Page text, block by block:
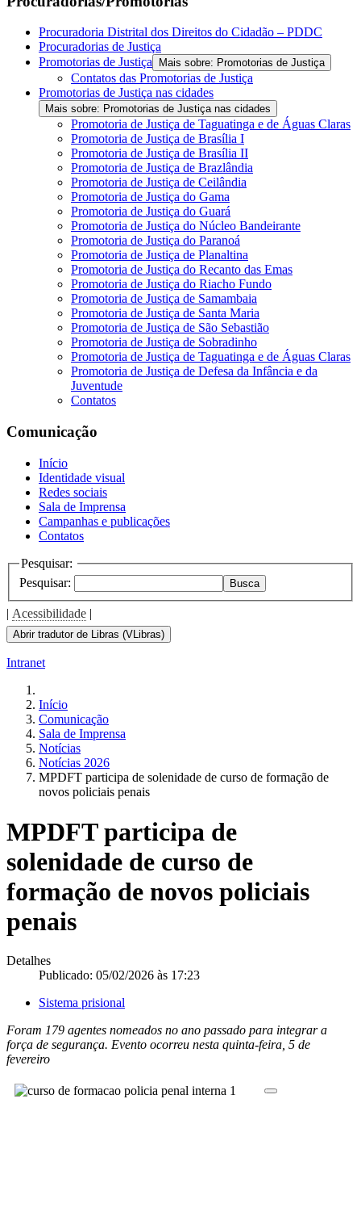
Procuradoria Distrital dos Direitos do Cidadão – PDDC
Procuradorias de Justiça
Promotorias de Justiça
Mais sobre: Promotorias de Justiça
Contatos das Promotorias de Justiça
Promotorias de Justiça nas cidades
Mais sobre: Promotorias de Justiça nas cidades
Promotoria de Justiça de Taguatinga e de Águas Claras
Promotoria de Justiça de Brasília I
Promotoria de Justiça de Brasília II
Promotoria de Justiça de Brazlândia
Promotoria de Justiça de Ceilândia
Promotoria de Justiça do Gama
Promotoria de Justiça do Guará
Promotoria de Justiça do Núcleo Bandeirante
Promotoria de Justiça do Paranoá
Promotoria de Justiça de Planaltina
Promotoria de Justiça do Recanto das Emas
Promotoria de Justiça do Riacho Fundo
Promotoria de Justiça de Samambaia
Promotoria de Justiça de Santa Maria
Promotoria de Justiça de São Sebastião
Promotoria de Justiça de Sobradinho
Promotoria de Justiça de Taguatinga e de Águas Claras
Promotoria de Justiça de Defesa da Infância e da
Juventude
Contatos
Comunicação
Início
Identidade visual
Redes sociais
Sala de Imprensa
Campanhas e publicações
Contatos
Pesquisar:
Pesquisar:
Busca
| Acessibilidade |
Abrir tradutor de Libras (VLibras)
Intranet
Início
Comunicação
Sala de Imprensa
Notícias
Notícias 2026
MPDFT participa de solenidade de curso de formação de
novos policiais penais
MPDFT participa de
solenidade de curso de
formação de novos policiais
penais
Detalhes
Publicado: 05/02/2026 às 17:23
Sistema prisional
Foram 179 agentes nomeados no ano passado para integrar a
força de segurança. Evento ocorreu nesta quinta-feira, 5 de
fevereiro